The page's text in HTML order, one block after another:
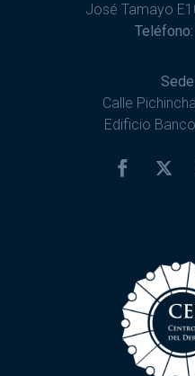
José Tamayo
Teléfono:
Calle
Edificio